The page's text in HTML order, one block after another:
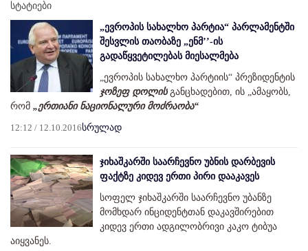
სტატიები
„ევროპის სახალხო პარტია“ პარლამენტში
შესვლის თაობაზე „ენმ’’-ის
გადაწყვეტილებას მიესალმება
„ევროპის სახალხო პარტიის“ პრეზიდენტის
ჯოზეფ დოლისგანცხადებით, ის „ამაყობს,
რომ „ერთიანი ნაციონალური მოძრაობა“
12:12 / 12.10.2016სრულად
ჯიხაშკარში საარჩევნო უბნის დარბევის
ფაქტზე კიდევ ერთი პირი დააკავეს
სოფელ ჯიხაშკარში საარჩევნო უბანზე
მომხდარ ინციდენტთან დაკავშირებით
კიდევ ერთი ადგილობრივი კაკო ტიბუა
აიყვანეს.